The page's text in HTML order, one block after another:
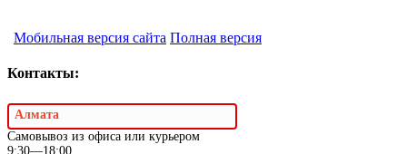
Мобильная версия сайта Полная версия
Контакты:
Алмата
Самовывоз из офиса или курьером
9:30—18:00